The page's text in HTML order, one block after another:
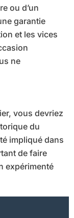
ou d’un
garantie
et les vices
ne
vous devriez
du
impliqué dans
de faire
expérimenté